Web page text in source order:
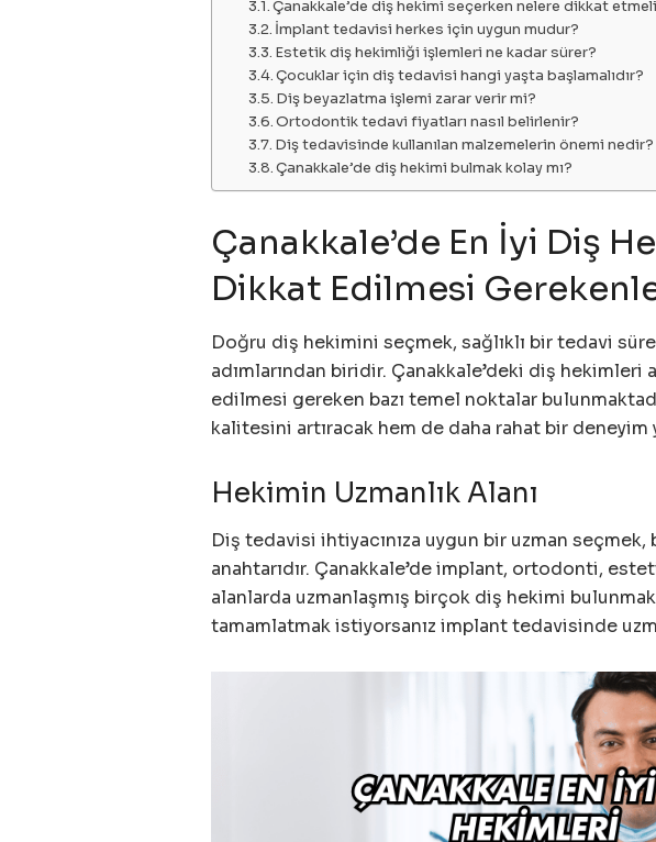
Çanakkale’de diş hekimi seçerken nelere dikkat
İmplant tedavisi herkes için uygun mudur?
Estetik diş hekimliği işlemleri ne kadar sürer?
Çocuklar için diş tedavisi hangi yaşta başlamalıdır?
Diş beyazlatma işlemi zarar verir mi?
Ortodontik tedavi fiyatları nasıl belirlenir?
Diş tedavisinde kullanılan malzemelerin önemi nedir?
Çanakkale’de diş hekimi bulmak kolay mı?
Çanakkale’de En İyi Diş
Dikkat Edilmesi
Doğru diş hekimini seçmek, sağlıklı bir tedavi
adımlarından biridir. Çanakkale’deki diş hekimleri
edilmesi gereken bazı temel noktalar
kalitesini artıracak hem de daha rahat bir deneyim
Hekimin Uzmanlık Alanı
Diş tedavisi ihtiyacınıza uygun bir uzman seçmek,
anahtarıdır. Çanakkale’de implant, ortodonti,
alanlarda uzmanlaşmış birçok diş hekimi
tamamlatmak istiyorsanız implant tedavisinde